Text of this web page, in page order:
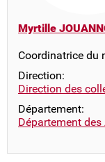
Myrtille
Coordinatrice du
Direction:
Direction des
Département:
Département